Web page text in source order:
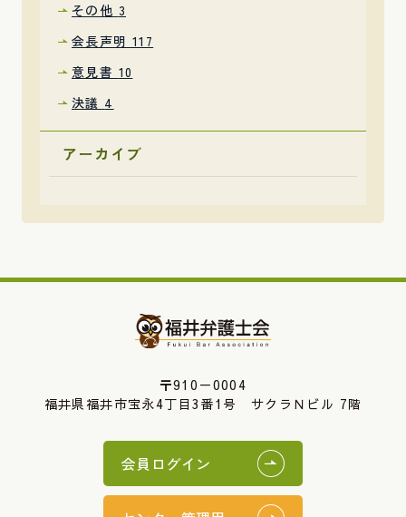
その他 3
会長声明 117
意見書 10
決議 4
アーカイブ
〒910－0004
福井県福井市宝永4丁目3番1号 サクラＮビル 7階
会員ログイン